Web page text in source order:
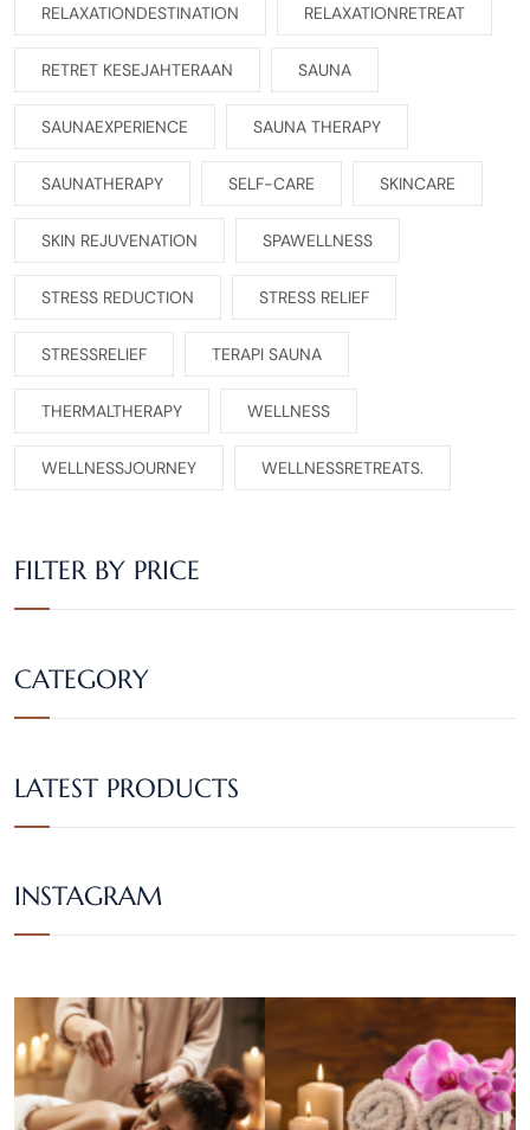
RELAXATIONDESTINATION RELAXATIONRETREAT
RETRET KESEJAHTERAAN SAUNA
SAUNAEXPERIENCE SAUNA THERAPY
SAUNATHERAPY SELF-CARE SKINCARE
SKIN REJUVENATION SPAWELLNESS
STRESS REDUCTION STRESS RELIEF
STRESSRELIEF TERAPI SAUNA
THERMALTHERAPY WELLNESS
WELLNESSJOURNEY WELLNESSRETREATS.
FILTER BY PRICE
CATEGORY
LATEST PRODUCTS
INSTAGRAM